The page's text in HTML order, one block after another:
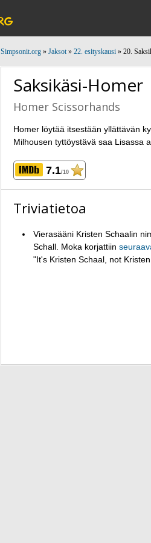
Simpsonit.org » Jaksot» 22. esityskausi » 20.
Saksikäsi-Homer
Homer Scissorhands
Homer löytää itsestään yllättävän
Milhousen tyttöystävä saa Lisassa
7.1/10
Triviatietoa
Vierasääni Kristen Schaalin
Schall. Moka korjattiin
"It's Kristen Schaal, not Kristen